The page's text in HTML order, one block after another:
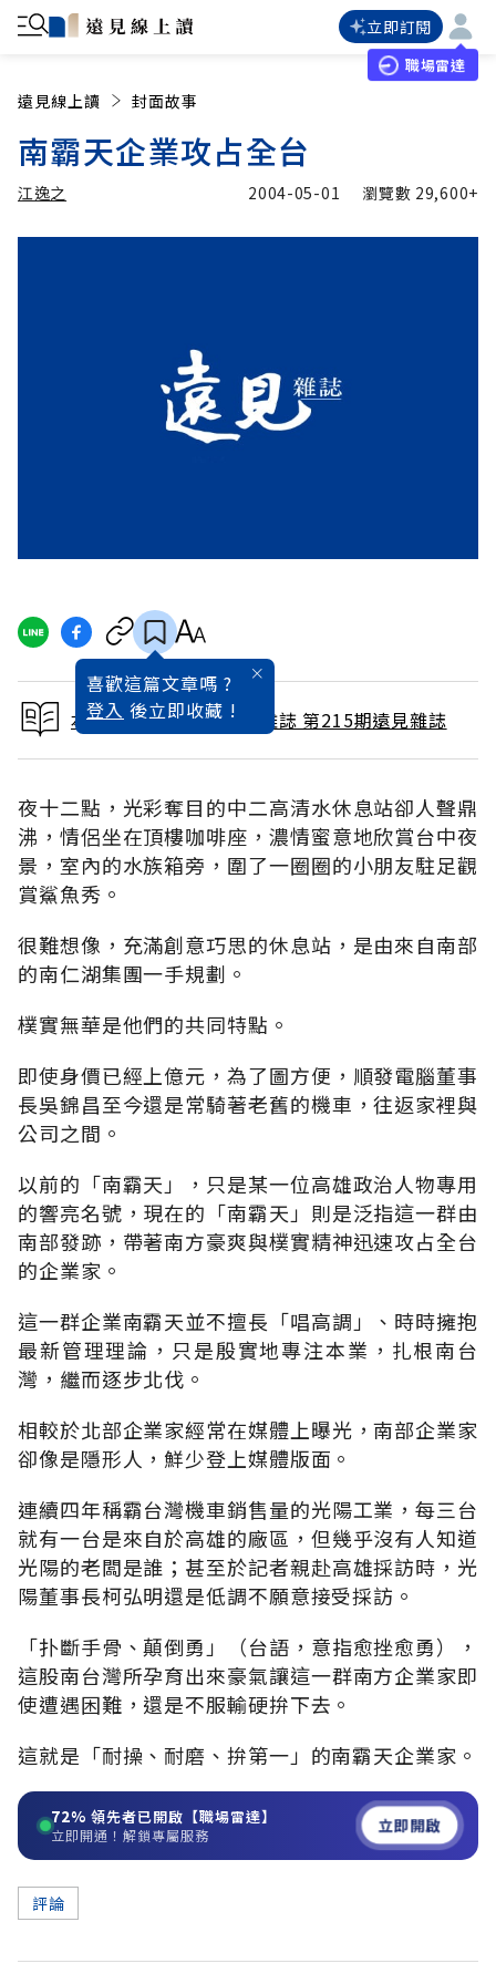
立即訂閱
職場雷達
遠見線上讀 封面故事
南霸天企業攻占全台
江逸之 2004-05-01 瀏覽數 29,600+
喜歡這篇文章嗎 ?
登入 後立即收藏 !
本文出自 2004 / 5月號雜誌 第215期遠見雜誌
夜十二點，光彩奪目的中二高清水休息站卻人聲鼎
沸，情侶坐在頂樓咖啡座，濃情蜜意地欣賞台中夜
景，室內的水族箱旁，圍了一圈圈的小朋友駐足觀
賞鯊魚秀。
很難想像，充滿創意巧思的休息站，是由來自南部
的南仁湖集團一手規劃。
樸實無華是他們的共同特點。
即使身價已經上億元，為了圖方便，順發電腦董事
長吳錦昌至今還是常騎著老舊的機車，往返家裡與
公司之間。
以前的「南霸天」，只是某一位高雄政治人物專用
的響亮名號，現在的「南霸天」則是泛指這一群由
南部發跡，帶著南方豪爽與樸實精神迅速攻占全台
的企業家。
這一群企業南霸天並不擅長「唱高調」、時時擁抱
最新管理理論，只是殷實地專注本業，扎根南台
灣，繼而逐步北伐。
相較於北部企業家經常在媒體上曝光，南部企業家
卻像是隱形人，鮮少登上媒體版面。
連續四年稱霸台灣機車銷售量的光陽工業，每三台
就有一台是來自於高雄的廠區，但幾乎沒有人知道
光陽的老闆是誰；甚至於記者親赴高雄採訪時，光
陽董事長柯弘明還是低調不願意接受採訪。
「扑斷手骨、顛倒勇」（台語，意指愈挫愈勇），
這股南台灣所孕育出來豪氣讓這一群南方企業家即
使遭遇困難，還是不服輸硬拚下去。
這就是「耐操、耐磨、拚第一」的南霸天企業家。
72% 領先者已開啟【職場雷達】
立即開通！解鎖專屬服務 立即開啟
評論